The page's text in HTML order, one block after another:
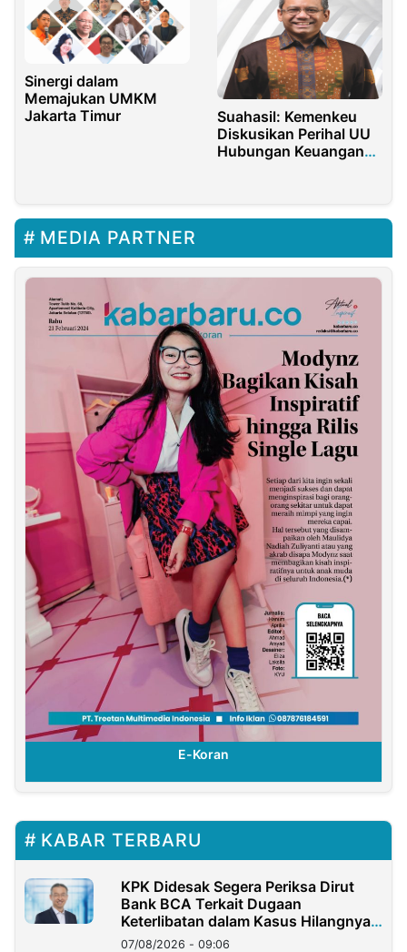
Sinergi dalam
Memajukan UMKM
Jakarta Timur
Suahasil: Kemenkeu
Diskusikan Perihal UU
Hubungan Keuangan
MEDIA PARTNER
E-Koran
KABAR TERBARU
KPK Didesak Segera Periksa Dirut
Bank BCA Terkait Dugaan
Keterlibatan dalam Kasus Hilangnya
Dana Nasabah Rp2,58 Miliar
07/08/2026 - 09:06